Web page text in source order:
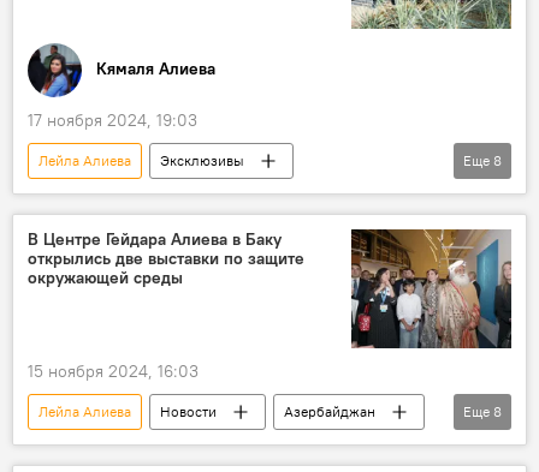
Кямаля Алиева
17 ноября 2024, 19:03
Лейла Алиева
Эксклюзивы
Азербайджан
Баку
Каспий
Бульвар
Sea Breeze
Эмин Агаларов
Фонд Гейдара Алиева
Еще 8
В Центре Гейдара Алиева в Баку
открылись две выставки по защите
окружающей среды
15 ноября 2024, 16:03
Лейла Алиева Новости
Азербайджан
Баку
Еще 8